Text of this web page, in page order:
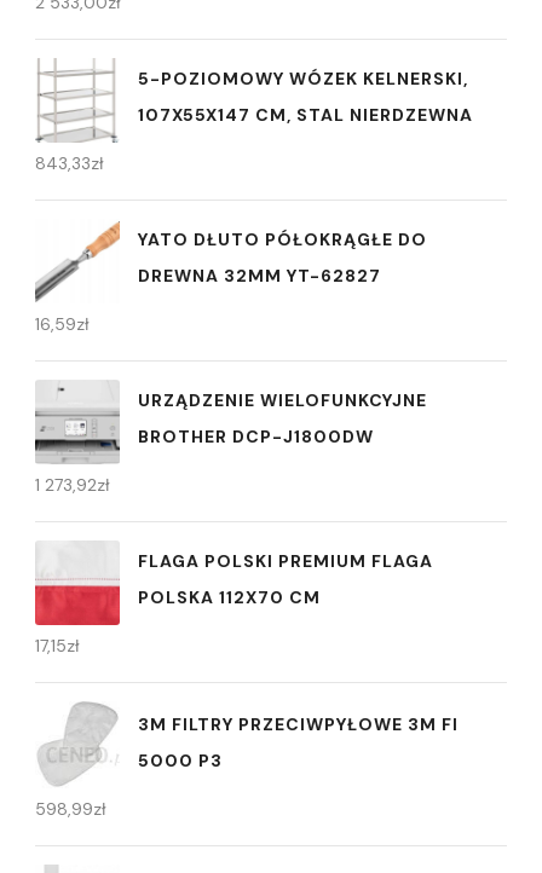
5-POZIOMOWY WÓZEK KELNERSKI,
107X55X147 CM, STAL NIERDZEWNA
843,33zł
YATO DŁUTO PÓŁOKRĄGŁE DO
DREWNA 32MM YT-62827
16,59zł
URZĄDZENIE WIELOFUNKCYJNE
BROTHER DCP-J1800DW
1 273,92zł
FLAGA POLSKI PREMIUM FLAGA
POLSKA 112X70 CM
17,15zł
3M FILTRY PRZECIWPYŁOWE 3M FI
5000 P3
598,99zł